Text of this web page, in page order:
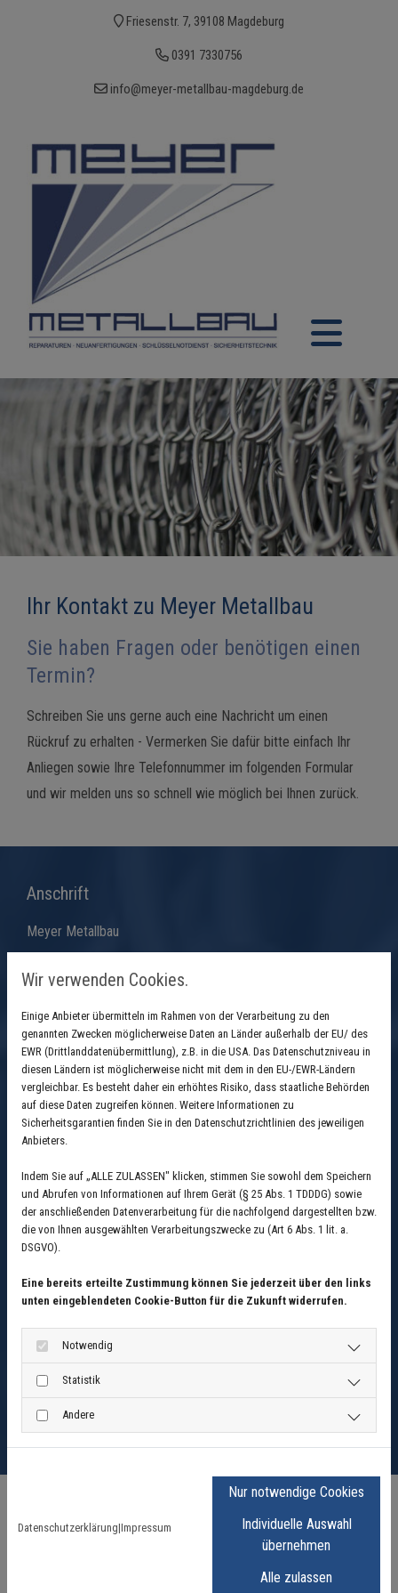
Friesenstr. 7, 39108 Magdeburg
0391 7330756
info@meyer-metallbau-magdeburg.de
Ihr Kontakt zu Meyer Metallbau
Sie haben Fragen oder benötigen einen
Termin?
Schreiben Sie uns gerne auch eine Nachricht um einen
Rückruf zu erhalten - Vermerken Sie dafür bitte einfach Ihr
Anliegen sowie Ihre Telefonnummer im folgenden Formular
und wir melden uns so schnell wie möglich bei Ihnen zurück.
Anschrift
Meyer Metallbau
Kontakt
Telefon:0391 7330756
E-Mail:info@meyer-metallbau-magdeburg.de
Mo. - Do. 07:15 - 16:15 Uhr
Fr. 07:15 - 14:45 Uhr
Google Maps inaktiv
Aufgrund Ihrer Cookie-Einstellungen kann
dieses Modul nicht geladen werden.
Wenn Sie dieses Modul sehen möchten,
Einstellungen entsprechend an.
Cookie Einstellungen
Schreiben Sie uns eine Nachricht
Wir verwenden Cookies.
Einige Anbieter übermitteln im Rahmen von der Verarbeitung zu den
genannten Zwecken möglicherweise Daten an Länder außerhalb der EU/ des
EWR (Drittlanddatenübermittlung), z.B. in die USA. Das Datenschutzniveau in
diesen Ländern ist möglicherweise nicht mit dem in den EU-/EWR-Ländern
vergleichbar. Es besteht daher ein erhöhtes Risiko, dass staatliche Behörden
auf diese Daten zugreifen können. Weitere Informationen zu
Sicherheitsgarantien finden Sie in den Datenschutzrichtlinien des jeweiligen
Anbieters.
Indem Sie auf „ALLE ZULASSEN" klicken, stimmen Sie sowohl dem Speichern
und Abrufen von Informationen auf Ihrem Gerät (§ 25 Abs. 1 TDDDG) sowie
der anschließenden Datenverarbeitung für die nachfolgend dargestellten bzw.
die von Ihnen ausgewählten Verarbeitungszwecke zu (Art 6 Abs. 1 lit. a.
DSGVO).
Eine bereits erteilte Zustimmung können Sie jederzeit über den links
unten eingeblendeten Cookie-Button für die Zukunft widerrufen.
Notwendig
Statistik
Andere
Datenschutzerklärung|Impressum
Nur notwendige Cookies
Individuelle Auswahl
übernehmen
Alle zulassen